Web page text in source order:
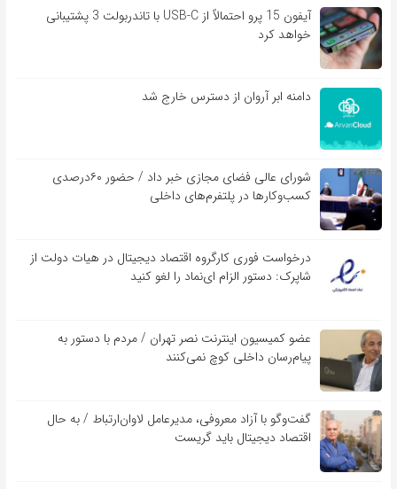
آیفون 15 پرو احتمالاً از USB-C با تاندربولت 3 پشتیبانی
خواهد کرد
دامنه ابر آروان از دسترس خارج شد
شورای عالی فضای مجازی خبر داد / حضور ۶۰درصدی
کسب‌و‌کارها در پلتفرم‌های داخلی
درخواست فوری کارگروه اقتصاد دیجیتال در هیات دولت از
شاپرک: دستور الزام ای‌نماد را لغو کنید
عضو کمیسیون اینترنت نصر تهران / مردم با دستور به
پیام‌رسان داخلی کوچ نمی‌کنند
گفت‌و‌گو با آزاد معروفی، مدیرعامل لاوان‌ارتباط / به حال
اقتصاد دیجیتال باید گریست